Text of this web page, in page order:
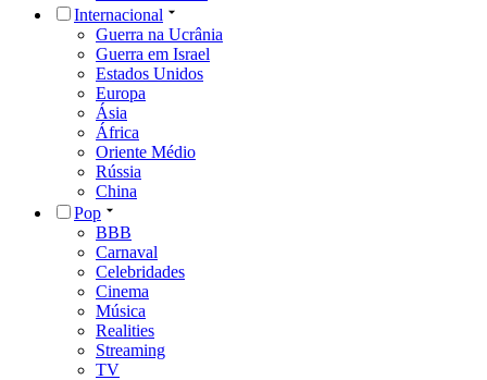
Internacional
Guerra na Ucrânia
Guerra em Israel
Estados Unidos
Europa
Ásia
África
Oriente Médio
Rússia
China
Pop
BBB
Carnaval
Celebridades
Cinema
Música
Realities
Streaming
TV